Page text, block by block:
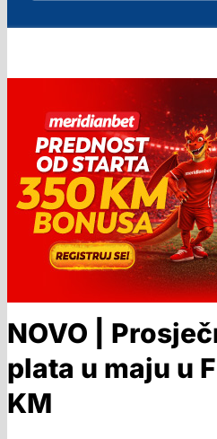
NOVO |
plata u maju u
KM